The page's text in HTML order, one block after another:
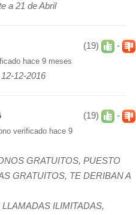
a 21 de Abril
(19) -
hace 9 meses
12-2016
(19) -
verificado hace 9
GRATUITOS, PUESTO
GRATUITOS, TE DERIBAN A
ILIMITADAS,